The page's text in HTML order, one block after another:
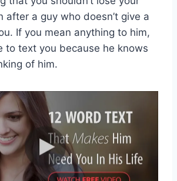
after a guy who doesn’t give a
If you mean anything to him,
to text you because he knows
of him.